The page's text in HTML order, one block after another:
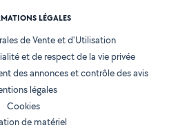
LÉGALES
de Vente et d'Utilisation
et de respect de la vie privée
des annonces et contrôle des avis
légales
Cookies
de matériel